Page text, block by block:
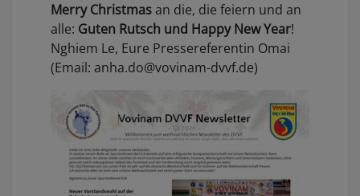
Merry Christmasan die, die feiern und an
alle: Guten Rutsch und Happy New Year!
Nghiem Le, Eure Pressereferentin Omai
(Email: anha.do@vovinam-dvvf.de)